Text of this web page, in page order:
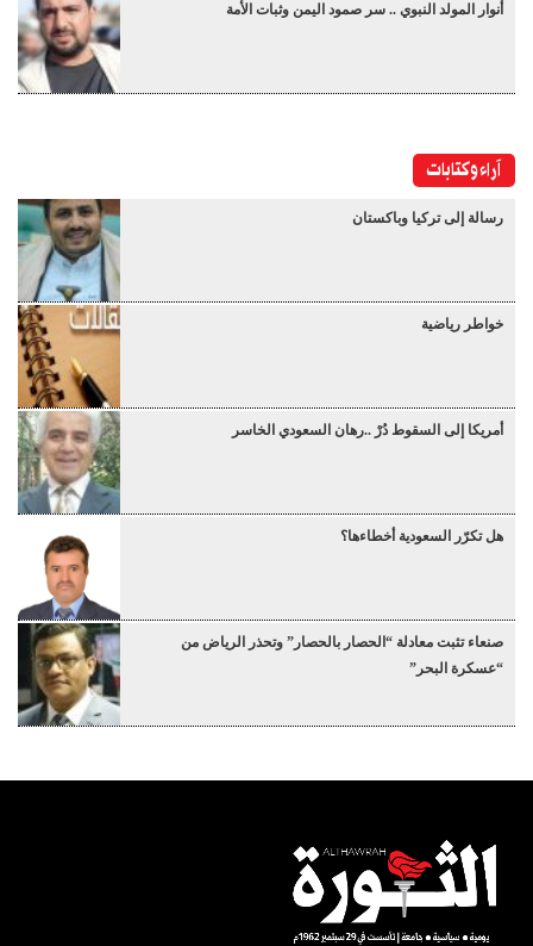
أنوار المولد النبوي .. سر صمود اليمن وثبات الأمة
آراء وكتابات
رسالة إلى تركيا وباكستان
خواطر رياضية
أمريكا إلى السقوط دُرْ ..رهان السعودي الخاسر
هل تكرّر السعودية أخطاءها؟
صنعاء تثبت معادلة “الحصار بالحصار” وتحذر الرياض من
“عسكرة البحر”